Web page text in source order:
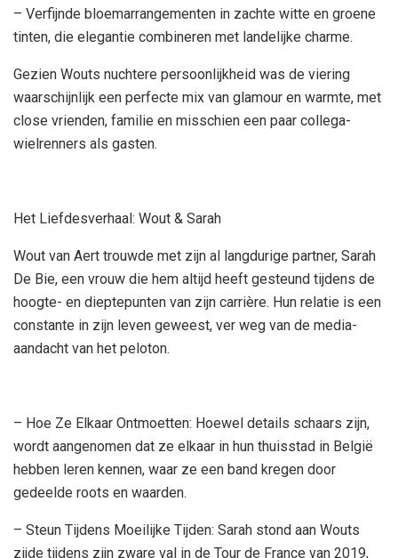
– Verfijnde bloemarrangementen in zachte witte en groene
tinten, die elegantie combineren met landelijke charme.
Gezien Wouts nuchtere persoonlijkheid was de viering
waarschijnlijk een perfecte mix van glamour en warmte, met
close vrienden, familie en misschien een paar collega-
wielrenners als gasten.
Het Liefdesverhaal: Wout & Sarah
Wout van Aert trouwde met zijn al langdurige partner, Sarah
De Bie, een vrouw die hem altijd heeft gesteund tijdens de
hoogte- en dieptepunten van zijn carrière. Hun relatie is een
constante in zijn leven geweest, ver weg van de media-
aandacht van het peloton.
– Hoe Ze Elkaar Ontmoetten: Hoewel details schaars zijn,
wordt aangenomen dat ze elkaar in hun thuisstad in België
hebben leren kennen, waar ze een band kregen door
gedeelde roots en waarden.
– Steun Tijdens Moeilijke Tijden: Sarah stond aan Wouts
zijde tijdens zijn zware val in de Tour de France van 2019,